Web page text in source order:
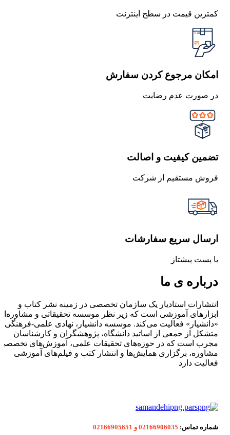
کمترین قیمت در سطح اینترنت
امکان مرجوع کردن سفارش
در صورت عدم رضایت
تضمین کیفیت و اصالت
فروش مستقیم از شرکت
ارسال سریع سفارشات
با پست پیشتاز
درباره ی ما
انتشارات استادیار یک سازمان تخصصی در زمینه نشر کتاب و
ابزارهای آموزشی است که زیر نظر موسسه تحقیقاتی و
«دانشیار» فعالیت می‌کند. موسسه دانشیار، نهادی علمی-فرهنگی
متشکل از جمعی از اساتید دانشگاه، پژوهشگران و کارشناسان
مجرب است که در حوزه‌های تحقیقات علمی، آموزش‌های
مشاوره، برگزاری همایش‌ها و انتشار کتب و فیلم‌های آموزشی
فعالیت دارد
شماره تماس: 02166906035 و 02166905651